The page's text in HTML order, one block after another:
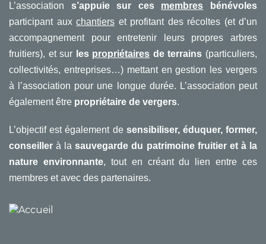
L’association s’appuie sur ces membres bénévoles
participant aux chantiers et profitant des récoltes (et d’un
accompagnement pour entretenir leurs propres arbres
fruitiers), et sur les propriétaires de terrains (particuliers,
collectivités, entreprises…) mettant en gestion les vergers
à l’association pour une longue durée. L’association peut
également être propriétaire de vergers.
L’objectif est également de sensibiliser, éduquer, former,
conseillerà la sauvegarde du patrimoine fruitier et à la
nature environnante, tout en créant du lien entre ces
membres et avec des partenaires.